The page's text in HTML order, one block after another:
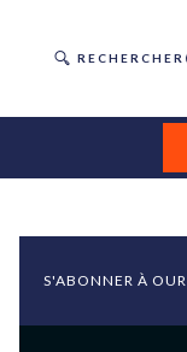
RECHERCHER
S'ABONNER À